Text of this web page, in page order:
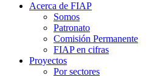
Acerca de FIAP
Somos
Patronato
Comisión Permanente
FIAP en cifras
Proyectos
Por sectores